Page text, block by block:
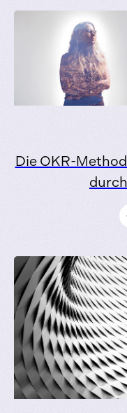
Die OKR-